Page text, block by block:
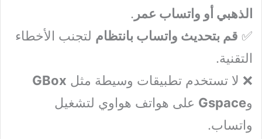
الذهبي أو واتساب عمر .
✅ قم بتحديث واتساب بانتظام لتجنب الأخطاء
التقنية.
❌ لا تستخدم تطبيقات وسيطة مثل GBox
وGspace على هواتف هواوي لتشغيل
واتساب.